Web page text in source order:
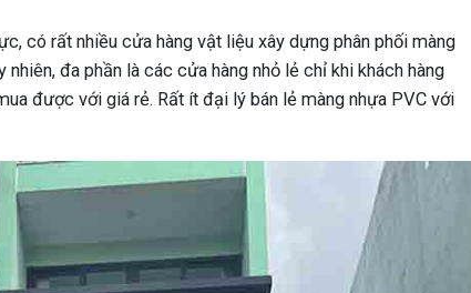
có rất nhiều cửa hàng vật liệu xây dựng phân phối màng
đa phần là các cửa hàng nhỏ lẻ chỉ khi khách hàng
được với giá rẻ. Rất ít đại lý bán lẻ màng nhựa PVC với